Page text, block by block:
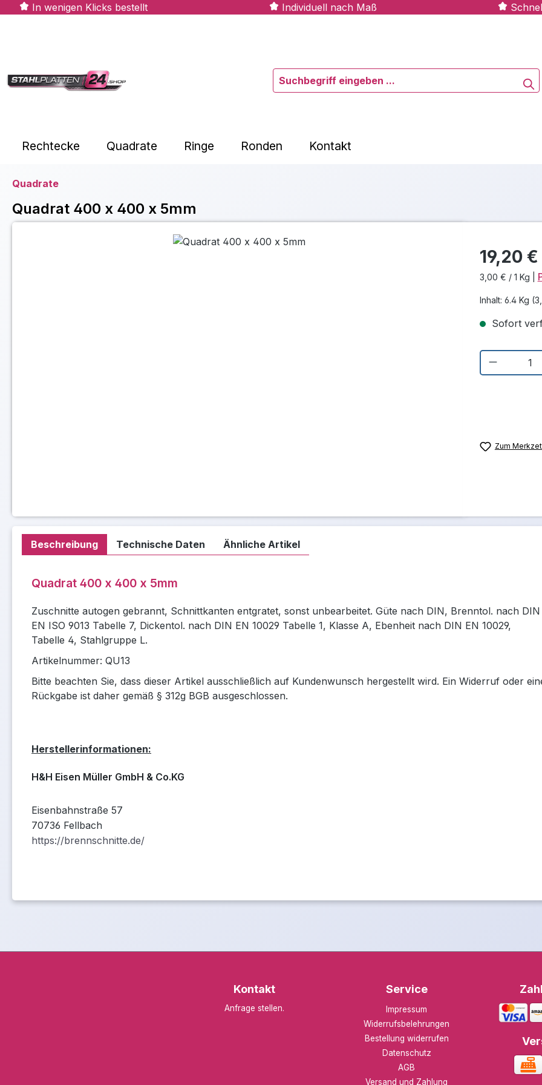
Hauptinhalt springen
Zur Suche springen
Zur Hauptnavigation springen
In wenigen Klicks bestellt Individuell nach Maß
Rechtecke Quadrate Ringe Ronden Kontakt
Quadrate
Quadrat 400 x 400 x 5mm
19,20
3,00 € / 1 Kg
Inhalt: 6.4 Kg
Sofort
Zum
Beschreibung Technische Daten Ähnliche Artikel
Quadrat 400 x 400 x 5mm
Zuschnitte autogen gebrannt, Schnittkanten entgratet, sonst unbearbeitet. Güte nach DIN, Brenntol. nach DIN
EN ISO 9013 Tabelle 7, Dickentol. nach DIN EN 10029 Tabelle 1, Klasse A, Ebenheit nach DIN EN 10029,
Tabelle 4, Stahlgruppe L.
Artikelnummer: QU13
Bitte beachten Sie, dass dieser Artikel ausschließlich auf Kundenwunsch hergestellt wird. Ein Widerruf oder
Rückgabe ist daher gemäß § 312g BGB ausgeschlossen.
Herstellerinformationen:
H&H Eisen Müller GmbH & Co.KG
Eisenbahnstraße 57
70736 Fellbach
https://brennschnitte.de/
Kontakt
Anfrage stellen.
Service
Impressum
Widerrufsbelehrungen
Bestellung widerrufen
Datenschutz
AGB
Versand und Zahlung